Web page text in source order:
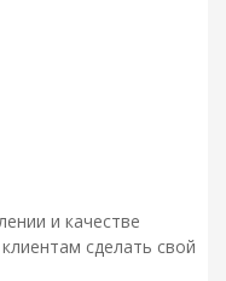
и качестве
сделать свой